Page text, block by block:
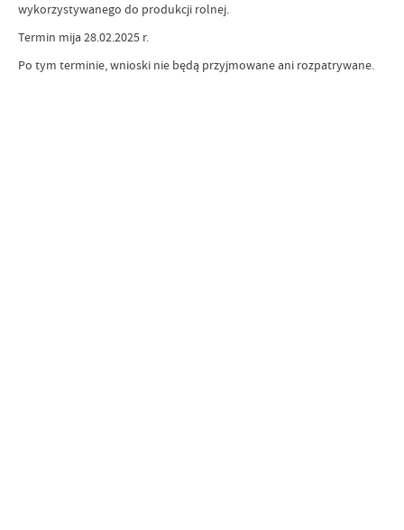
wykorzystywanego do produkcji rolnej.
Termin mija 28.02.2025 r.
Po tym terminie, wnioski nie będą przyjmowane ani rozpatrywane.